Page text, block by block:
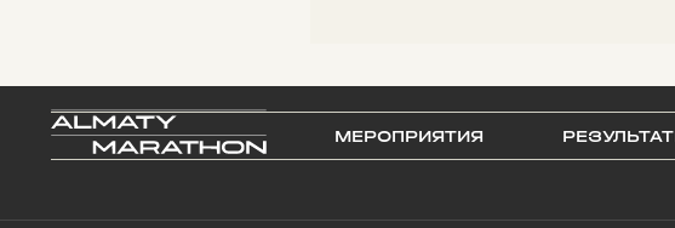
МЕРОПРИЯТИЯ